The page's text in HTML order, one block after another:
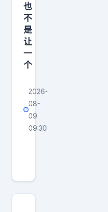
也
不
是
让
一
个
2026-
08-
09
09:30
I
不